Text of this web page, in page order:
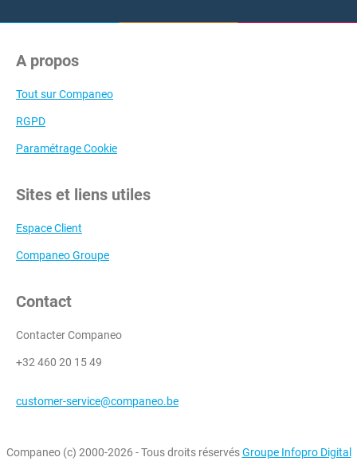
A propos
Tout sur Companeo
RGPD
Paramétrage Cookie
Sites et liens utiles
Espace Client
Companeo Groupe
Contact
Contacter Companeo
+32 460 20 15 49
customer-service@companeo.be
Companeo (c) 2000-2026 - Tous droits réservésGroupe Infopro Digital